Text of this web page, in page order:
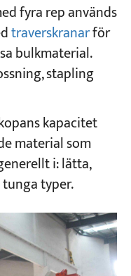
fyra rep används
traverskranarför
bulkmaterial.
stapling
kapacitet
material som
i: lätta,
typer.